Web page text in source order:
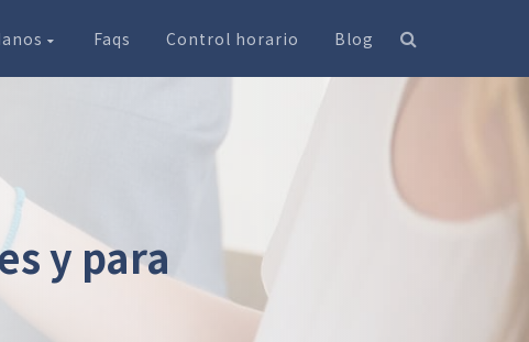
Faqs Control horario Blog
y para